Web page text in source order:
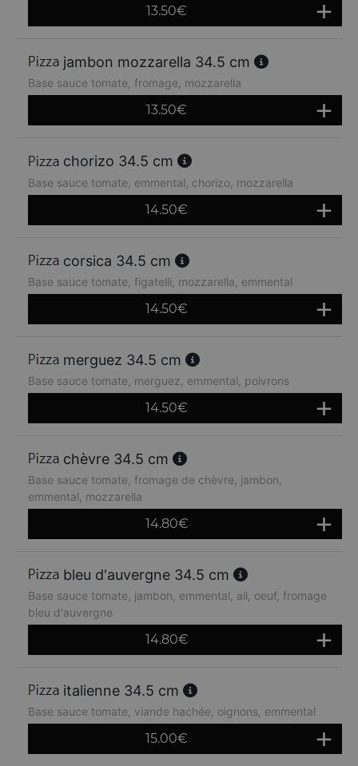
13.50€
jambon mozzarella 34.5 cm
Base sauce tomate, fromage, mozzarella
13.50€
chorizo 34.5 cm
Base sauce tomate, emmental, chorizo, mozzarella
14.50€
corsica 34.5 cm
Base sauce tomate, figatelli, mozzarella, emmental
14.50€
merguez 34.5 cm
Base sauce tomate, merguez, emmental, poivrons
14.50€
chèvre 34.5 cm
Base sauce tomate, fromage de chèvre, jambon,
emmental, mozzarella
14.80€
bleu d'auvergne 34.5 cm
Base sauce tomate, jambon, emmental, ail, oeuf, fromage
bleu d'auvergne
14.80€
italienne 34.5 cm
Base sauce tomate, viande hachée, oignons, emmental
15.00€